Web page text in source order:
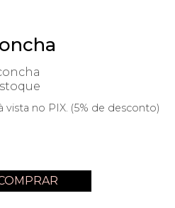
vista no PIX. (5% de desconto)